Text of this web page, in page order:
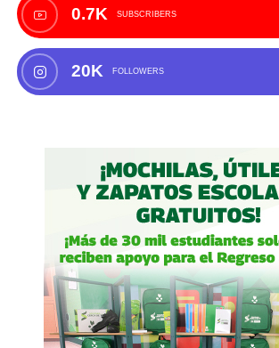
0.7K SUBSCRIBERS
20K FOLLOWERS